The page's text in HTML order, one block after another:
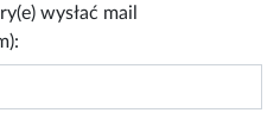
wysłać mail